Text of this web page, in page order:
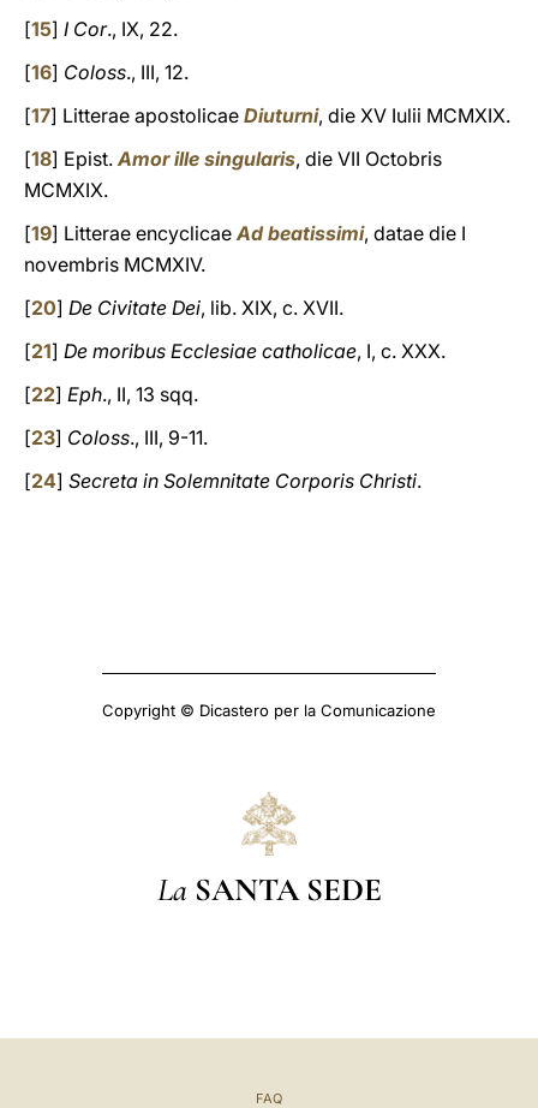
[15] I Cor., IX, 22.
[16] Coloss., III, 12.
[17] Litterae apostolicae Diuturni, die XV Iulii MCMXIX.
[18] Epist.Amor ille singularis, die VII Octobris
MCMXIX.
[19] Litterae encyclicaeAd beatissimi, datae die I
novembris MCMXIV.
[20] De Civitate Dei, lib. XIX, c. XVII.
[21] De moribus Ecclesiae catholicae, I, c. XXX.
[22] Eph., II, 13 sqq.
[23] Coloss., III, 9-11.
[24] Secreta in Solemnitate Corporis Christi.
Copyright © Dicastero per la Comunicazione
La SANTA SEDE
FAQ